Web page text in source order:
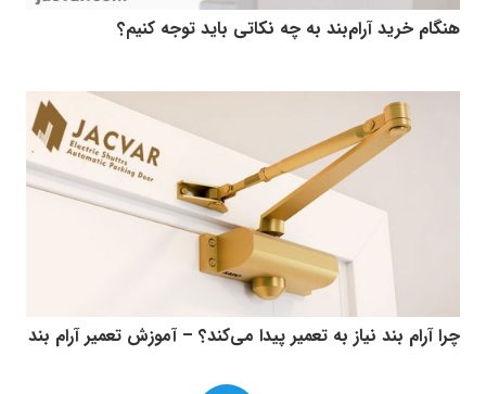
هنگام خرید آرام‌بند به چه نکاتی باید توجه کنیم؟
چرا آرام بند نیاز به تعمیر پیدا می‌کند؟ – آموزش تعمیر آرام بند